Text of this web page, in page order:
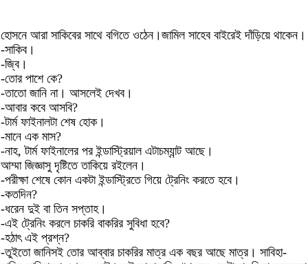
হোসনে আরা সাকিবের সাথে বগিতে ওঠেন।জামিল সাহেব বাইরেই দাঁড়িয়ে থাকেন।
-সাকিব।
-জ্বি।
-তোর পাশে কে?
-তাতো জানি না। আসলেই দেখব।
-আবার কবে আসবি?
-টার্ম ফাইনালটা শেষ হোক।
-মানে এক মাস?
-নাহ, টার্ম ফাইনালের পর ইন্ডাস্ট্রিয়াল এটাচম্যান্ট আছে।
আম্মা জিজ্ঞাসু দৃষ্টিতে তাকিয়ে রইলেন।
-পরীক্ষা শেষে কোন একটা ইন্ডাস্ট্রিতে গিয়ে ট্রেনিং করতে হবে।
-কতদিন?
-ধরেন দুই বা তিন সপ্তাহ।
-এই ট্রেনিং করলে চাকরি বাকরির সুবিধা হবে?
-হঠাৎ এই প্রশ্ন?
-তুইতো জানিসই তোর আব্বার চাকরির মাত্র এক বছর আছে মাত্র। সাবিহা-